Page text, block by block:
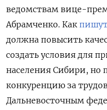
ведомствам вице-
Абрамченко. Как
должна повысить
создать условия для
населения Сибири, но
конкуренцию за
Дальневосточным